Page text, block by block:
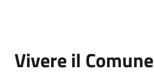
Vivere il Comune